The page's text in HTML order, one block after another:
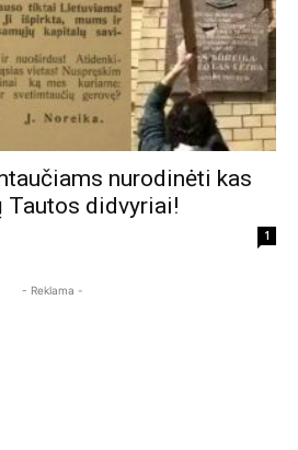
nurodinėti kas
Tautos didvyriai!
1
- Reklama -